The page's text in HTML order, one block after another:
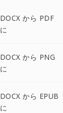
DOCX から PDF
に
DOCX から PNG
に
DOCX から EPUB
に